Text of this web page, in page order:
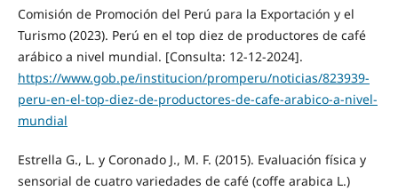
Comisión de Promoción del Perú para la Exportación y el
Turismo (2023). Perú en el top diez de productores de café
arábico a nivel mundial. [Consulta: 12-12-2024].
https://www.gob.pe/institucion/promperu/noticias/823939-
peru-en-el-top-diez-de-productores-de-cafe-arabico-a-nivel-
mundial
Estrella G., L. y Coronado J., M. F. (2015). Evaluación física y
sensorial de cuatro variedades de café (coffe arabica L.)